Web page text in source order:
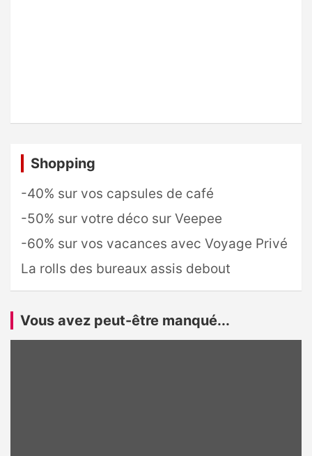
Shopping
-40% sur vos capsules de café
-50% sur votre déco sur Veepee
-60% sur vos vacances avec Voyage Privé
La rolls des bureaux assis debout
Vous avez peut-être manqué...